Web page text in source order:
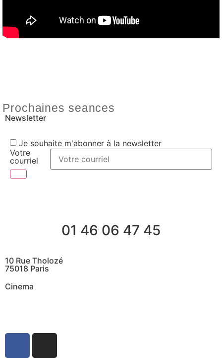
Prochaines seances
Newsletter
Je souhaite m'abonner à la newsletter
Votre
courriel
01 46 06 47 45
10 Rue Tholozé
75018 Paris
Cinema